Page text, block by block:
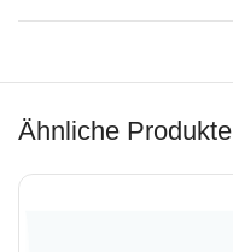
Ähnliche Produkte